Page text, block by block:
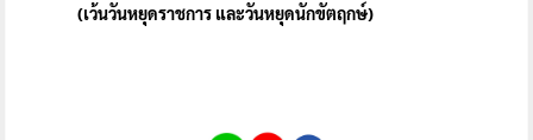
(เว้นวันหยุดราชการ และวันหยุดนักขัตฤกษ์)